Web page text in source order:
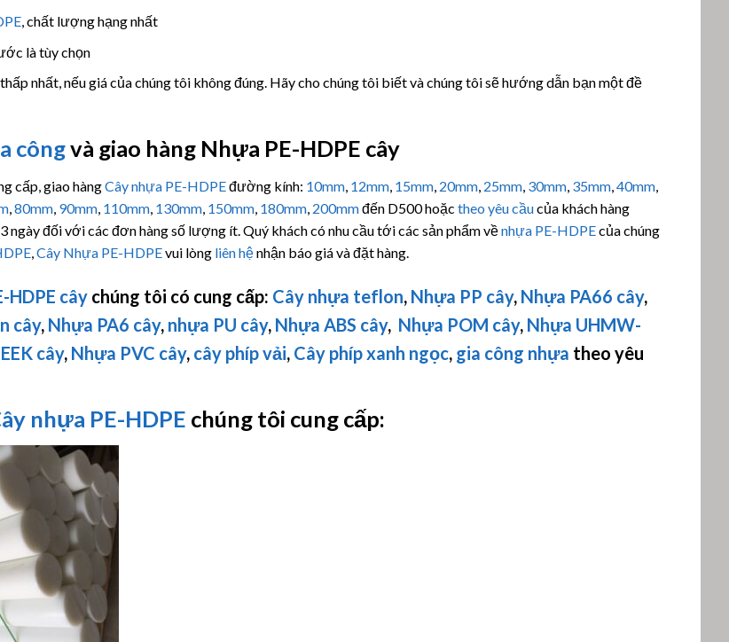
, chất lượng hạng nhất
là tùy chọn
nhất, nếu giá của chúng tôi không đúng. Hãy cho chúng tôi biết và chúng tôi sẽ hướng dẫn bạn một đề
côngvà giao hàng Nhựa PE-HDPE cây
cấp, giao hàngCây nhựa PE-HDPEđường kính: 10mm, 12mm, 15mm, 20mm, 25mm, 30mm, 35mm,40mm,
,80mm, 90mm, 110mm, 130mm, 150mm, 180mm, 200mmđến D500 hoặc theo yêu cầucủa khách hàng
đối với các đơn hàng số lượng ít. Quý khách có nhu cầu tới các sản phẩm vềnhựa PE-HDPEcủa chúng
,Cây Nhựa PE-HDPEvui lòng liên hệnhận báo giá và đặt hàng.
HDPE cây chúng tôi có cung cấp: Cây nhựa teflon, Nhựa PP cây, Nhựa PA66 cây,
cây, Nhựa PA6 cây, nhựa PU cây, Nhựa ABS cây, Nhựa POM cây, Nhựa UHMW-
cây, Nhựa PVC cây, cây phíp vải, Cây phíp xanh ngọc, gia công nhựa theo yêu
nhựa PE-HDPE chúng tôi cung cấp: